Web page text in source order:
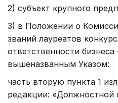
2) субъект крупного
3) в Положении о
званий лауреатов
ответственности
вышеназванным Указом:
часть вторую пункта 1
редакции: «Долж­ностной